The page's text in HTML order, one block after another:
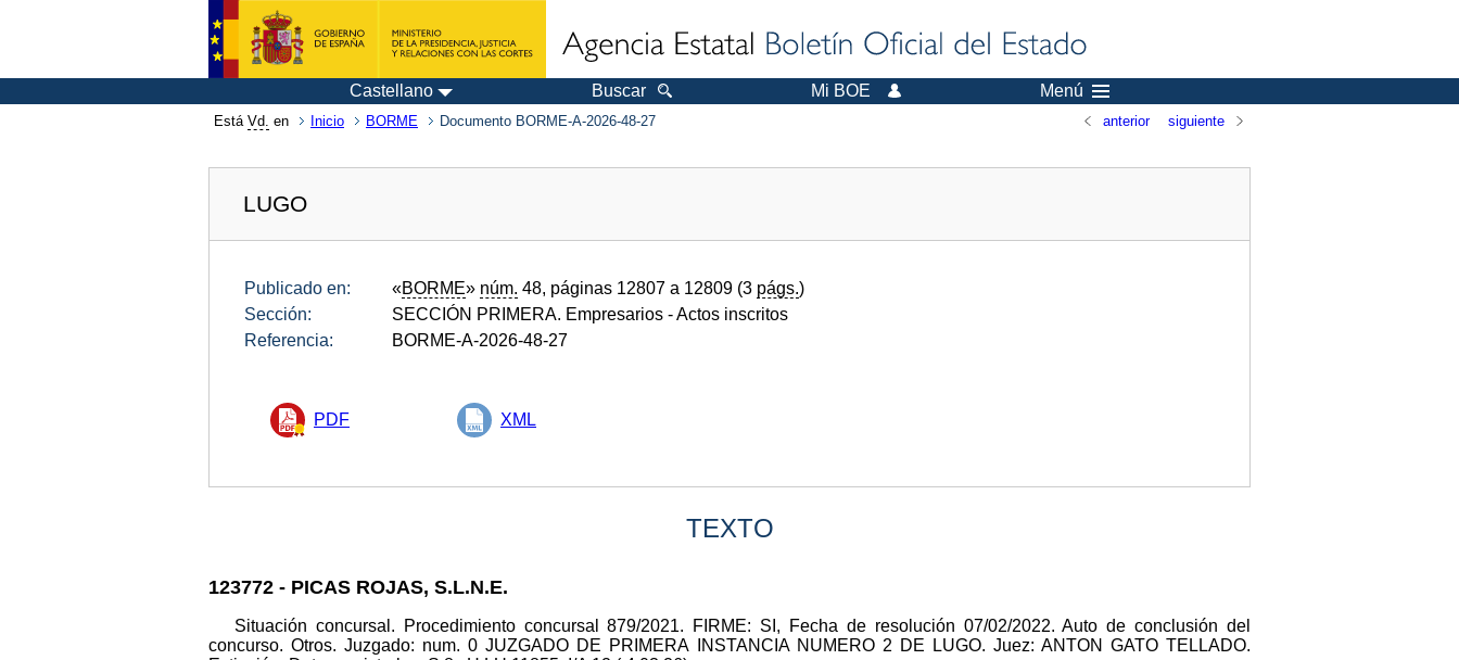
Castellano Buscar Mi BOE Menú
Está Vd. en Inicio BORME Documento BORME-A-2026-48-27 anterior siguiente
LUGO
Publicado en: «BORME» núm. 48, páginas 12807 a 12809 (3 págs.)
Sección:
SECCIÓN PRIMERA. Empresarios - Actos inscritos
Referencia:
BORME-A-2026-48-27
PDF XML
TEXTO
123772 - PICAS ROJAS, S.L.N.E.
Situación concursal. Procedimiento concursal 879/2021. FIRME: SI, Fecha de resolución 07/02/2022. Auto de conclusión del
concurso. Otros. Juzgado: num. 0 JUZGADO DE PRIMERA INSTANCIA NUMERO 2 DE LUGO. Juez: ANTON GATO TELLADO.